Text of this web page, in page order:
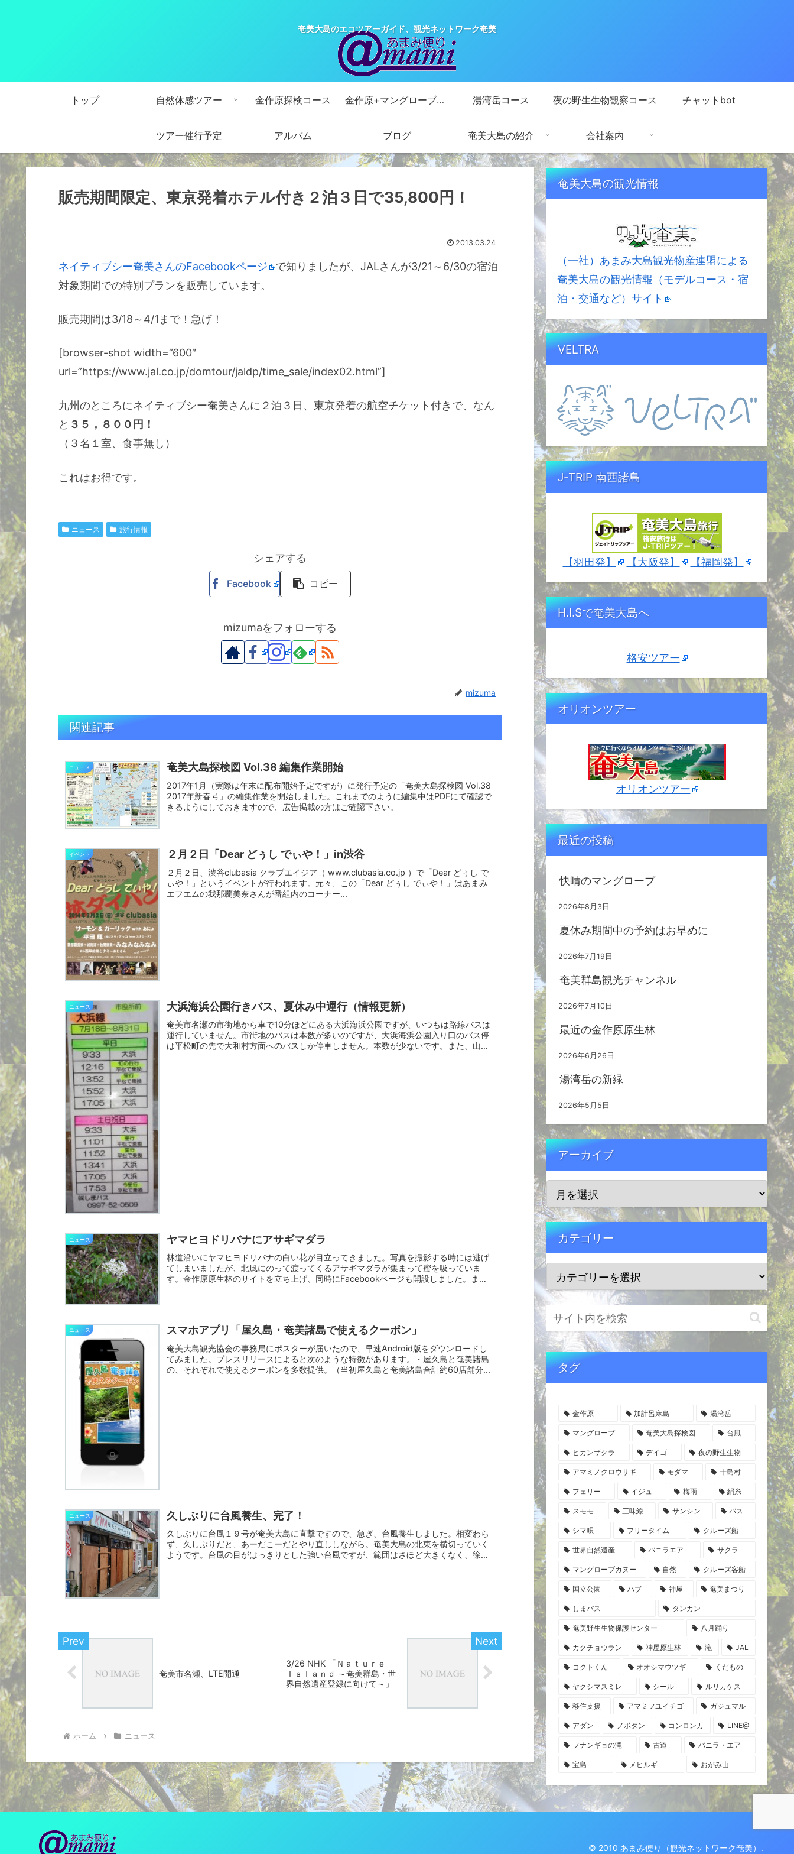
奄美大島のエコツアーガイド、観光ネットワーク奄美
トップ 自然体感ツアー 金作原探検コース 金作原+マングローブカヌーコース 湯湾岳コース 夜の野生生物観察コース チャットbot
ツアー催行予定 アルバム ブログ 奄美大島の紹介 会社案内
販売期間限定、東京発着ホテル付き２泊３日で35,800円！
2013.03.24
ネイティブシー奄美さんのFacebookページ
で知りましたが、JALさんが3/21～6/30の宿泊
対象期間での特別プランを販売しています。
販売期間は3/18～4/1まで！急げ！
[browser-shot width=”600″
url=”https://www.jal.co.jp/domtour/jaldp/time_sale/index02.html”]
九州のところにネイティブシー奄美さんに２泊３日、東京発着の航空チケット付きで、なん
と ３５ ， ８００円！
（３名１室、食事無し）
これはお得です。
ニュース 旅行情報
シェアする
Facebook コピー
mizumaをフォローする
mizuma
関連記事
ニュース 奄美大島探検図 Vol.38 編集作業開始
2017年1月（実際は年末に配布開始予定ですが）に発行予定の「奄美大島探検図 Vol.38
2017年新春号」の編集作業を開始しました。これまでのように編集中はPDFにて確認で
きるようにしておきますので、広告掲載の方はご確認下さい。
イベント ２月２日「Dear どぅし でぃや！」in渋谷
２月２日、渋谷clubasia クラブエイジア（ www.clubasia.co.jp ）で「Dear どぅし で
ぃや！」というイベントが行われます。元々、この「Dear どぅし でぃや！」はあまみ
エフエムの我那覇美奈さんが番組内のコーナー...
ニュース 大浜海浜公園行きバス、夏休み中運行（情報更新）
奄美市名瀬の市街地から車で10分ほどにある大浜海浜公園ですが、いつもは路線バスは
運行していません。市街地のバスは本数が多いのですが、大浜海浜公園入り口のバス停
は平松町の先で大和村方面へのバスしか停車しません。本数が少ないです。また、山道
ニュース ヤマヒヨドリバナにアサギマダラ
林道沿いにヤマヒヨドリバナの白い花が目立ってきました。写真を撮影する時には逃げ
てしまいましたが、北風にのって渡ってくるアサギマダラが集まって蜜を吸っていま
す。金作原原生林のサイトを立ち上げ、同時にFacebookページも開設しました。ま
ニュース スマホアプリ「屋久島・奄美諸島で使えるクーポン」
奄美大島観光協会の事務局にポスターが届いたので、早速Android版をダウンロードし
てみました。プレスリリースによると次のような特徴があります。・屋久島と奄美諸島
の、それぞれで使えるクーポンを多数提供。（当初屋久島と奄美諸島合計約60店舗分...
ニュース 久しぶりに台風養生、完了！
久しぶりに台風１９号が奄美大島に直撃ですので、急ぎ、台風養生しました。相変わら
ず、久しぶりだと、あーだこーだとやり直ししながら。奄美大島の北東を横切っていく
ようです。台風の目がはっきりとした強い台風ですが、範囲はさほど大きくなく、徐々
奄美市名瀬、LTE開通
3/26 NHK 「Ｎａｔｕｒｅ
Ｉｓｌａｎｄ ～奄美群島・世
界自然遺産登録に向けて～」
ホーム ニュース
奄美大島の観光情報
（一社）あまみ大島観光物産連盟による
奄美大島の観光情報（モデルコース・宿
泊・交通など）サイト
VELTRA
J-TRIP 南西諸島
【羽田発】 【大阪発】 【福岡発】
H.I.Sで奄美大島へ
格安ツアー
オリオンツアー
オリオンツアー
最近の投稿
快晴のマングローブ
2026年8月3日
夏休み期間中の予約はお早めに
2026年7月19日
奄美群島観光チャンネル
2026年7月10日
最近の金作原原生林
2026年6月26日
湯湾岳の新緑
2026年5月5日
アーカイブ
カテゴリー
タグ
金作原 加計呂麻島 湯湾岳
マングローブ 奄美大島探検図 台風
ヒカンザクラ デイゴ 夜の野生生物
アマミノクロウサギ モダマ 十島村
フェリー イジュ 梅雨 絹糸
スモモ 三味線 サンシン バス
シマ唄 フリータイム クルーズ船
世界自然遺産 バニラエア サクラ
マングローブカヌー 自然 クルーズ客船
国立公園 ハブ 神屋 奄美まつり
しまバス タンカン
奄美野生生物保護センター 八月踊り
カクチョウラン 神屋原生林 滝 JAL
コクトくん オオシマウツギ くだもの
ヤクシマスミレ シール ルリカケス
移住支援 アマミフユイチゴ ガジュマル
アダン ノボタン コンロンカ LINE@
フナンギョの滝 古道 バニラ・エア
宝島 メヒルギ おがみ山
© 2010 あまみ便り（観光ネットワーク奄美）.